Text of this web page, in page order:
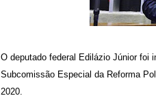
O deputado federal Edilázio Júnior foi
Subcomissão Especial da Reforma
2020.